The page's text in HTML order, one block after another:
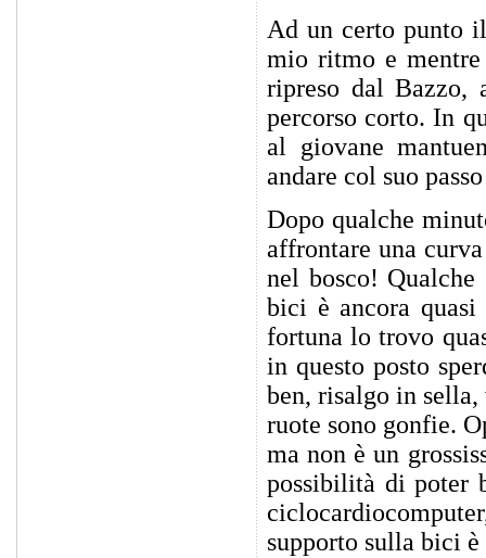
Ad un certo punto
mio ritmo e
ripreso dal Bazzo,
percorso corto. In
al giovane
andare col suo
Dopo qualche
affrontare una
nel bosco!
bici è ancora
fortuna lo trovo
in questo posto
ben, risalgo in
ruote sono gonfie.
ma non è un
possibilità di poter
supporto sulla bici